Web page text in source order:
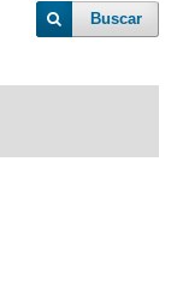
Buscar